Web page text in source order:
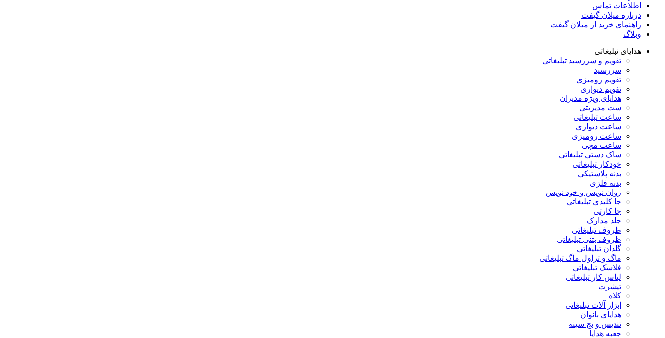
اطلاعات تماس
درباره میلان گیفت
راهنمای خرید از میلان گیفت
وبلاگ
هدایای تبلیغاتی
تقویم و سررسید تبلیغاتی
سررسید
تقویم رومیزی
تقویم دیواری
هدایای ویژه مدیران
ست مدیریتی
ساعت تبلیغاتی
ساعت دیواری
ساعت رومیزی
ساعت مچی
ساک دستی تبلیغاتی
خودکار تبلیغاتی
بدنه پلاستیکی
بدنه فلزی
روان نویس و خود نویس
جا کلیدی تبلیغاتی
جا کارتی
جلد مدارک
ظروف تبلیغاتی
ظروف بتنی تبلیغاتی
گلدان تبلیغاتی
ماگ و تراول ماگ تبلیغاتی
فلاسک تبلیغاتی
لباس کار تبلیغاتی
تیشرت
کلاه
ابزار آلات تبلیغاتی
هدایای بانوان
تندیس و بج سینه
جعبه هدایا